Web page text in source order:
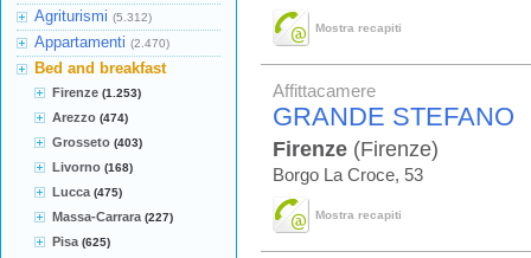
Mostra recapiti
Affittacamere
GRANDE STEFANO
Firenze (Firenze)
Borgo La Croce, 53
Mostra recapiti
Agriturismi (5.312)
Appartamenti (2.470)
Bed and breakfast
Firenze (1.253)
Arezzo (474)
Grosseto (403)
Livorno (168)
Lucca (475)
Massa-Carrara (227)
Pisa (625)